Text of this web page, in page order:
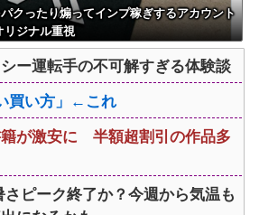
クったり煽ってインプ稼ぎするアカウント
リジナル重視
ー運転手の不可解すぎる体験談
買い方」←これ
が激安に 半額超割引の作品多
さピーク終了か？今週から気温も